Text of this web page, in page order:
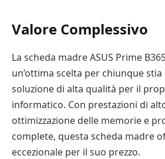
Valore Complessivo
La scheda madre ASUS Prime
un’ottima scelta per chiunque
soluzione di alta qualità per il
informatico. Con prestazioni di
ottimizzazione delle memorie e
complete, questa scheda madre
eccezionale per il suo prezzo.